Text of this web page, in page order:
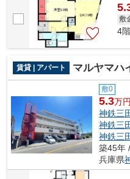
敷
4
賃貸 | アパート マルヤマハ
敷0
5.3万円
神鉄三
神鉄三
神鉄三
築45年
兵庫県